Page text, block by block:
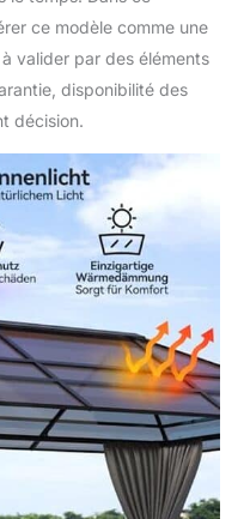
ce modèle comme une
valider par des éléments
disponibilité des
décision.